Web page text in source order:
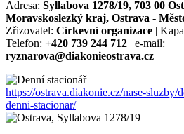
Adresa: Syllabova 1278/19, 703 00
Moravskoslezký kraj, Ostrava -
Zřizovatel: Církevní organizace |
Telefon: +420 739 244 712 | e-mail:
ryznarova@diakonieostrava.cz
https://ostrava.diakonie.cz/nase-
denni-stacionar/